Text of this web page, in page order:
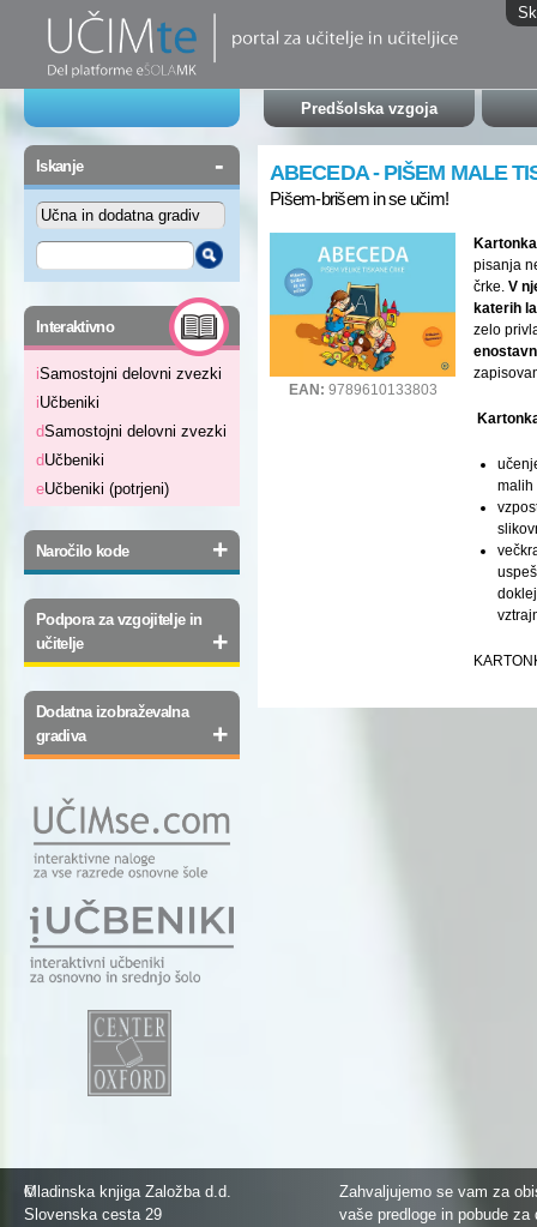
Predšolska vzgoja
Iskanje -
Interaktivno -
iSamostojni delovni zvezki
iUčbeniki
dSamostojni delovni zvezki
dUčbeniki
eUčbeniki (potrjeni)
Naročilo kode +
Podpora za vzgojitelje in
učitelje
+
Dodatna izobraževalna
gradiva
+
ABECEDA - PIŠEM MALE
Pišem-brišem in se učim!
EAN: 9789610133803
pisanja
črke. V
katerih
zelo
malih
©
Mladinska knjiga Založba d.d.
Slovenska cesta 29
Zahvaljujemo se vam za
vaše predloge in pobude